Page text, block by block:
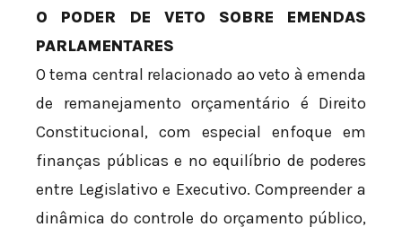
O PODER DE VETO SOBRE EMENDAS
PARLAMENTARES
O tema central relacionado ao veto à emenda
de remanejamento orçamentário é Direito
Constitucional, com especial enfoque em
finanças públicas e no equilíbrio de poderes
entre Legislativo e Executivo. Compreender a
dinâmica do controle do orçamento público,